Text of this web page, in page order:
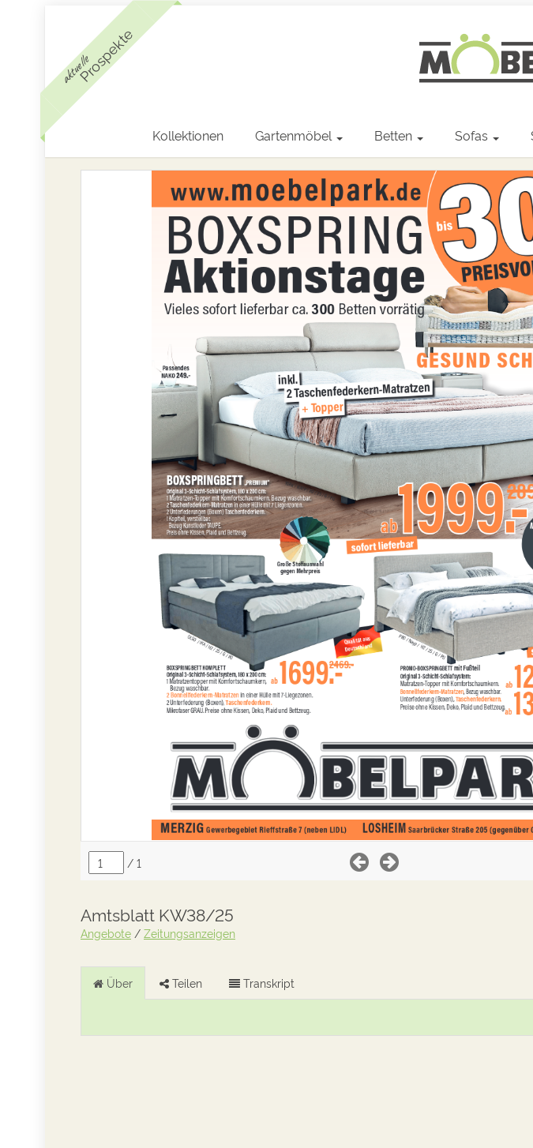
aktuelleProspekte
Kollektionen Gartenmöbel Betten Sofas
Amtsblatt KW38/25
Angebote / Zeitungsanzeigen
Über Teilen Transkript